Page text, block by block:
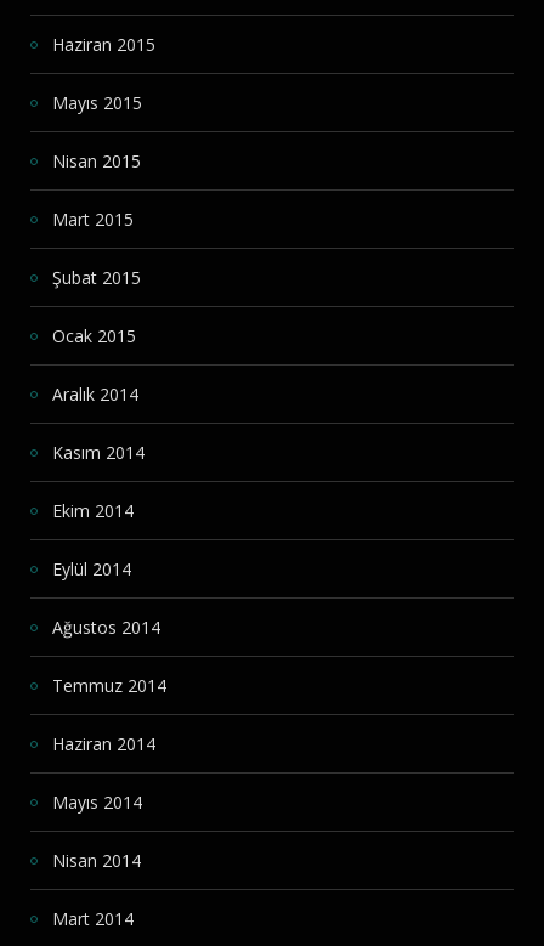
Haziran 2015
Mayıs 2015
Nisan 2015
Mart 2015
Şubat 2015
Ocak 2015
Aralık 2014
Kasım 2014
Ekim 2014
Eylül 2014
Ağustos 2014
Temmuz 2014
Haziran 2014
Mayıs 2014
Nisan 2014
Mart 2014